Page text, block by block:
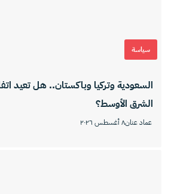
سياسة
السعودية وتركيا وباكستان.. هل تعيد
الشرق الأوسط؟
عماد عنان٨ أغسطس ٢٠٢٦